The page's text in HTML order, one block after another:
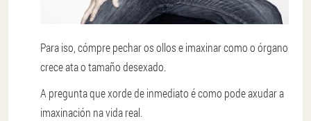
Para iso, cómpre pechar os ollos e imaxinar como o órgano
crece ata o tamaño desexado.
A pregunta que xorde de inmediato é como pode axudar a
imaxinación na vida real.